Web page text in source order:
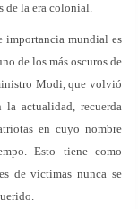
de la era colonial.
importancia mundial es
de los más oscuros de
Modi, que volvió
actualidad, recuerda
en cuyo nombre
Esto tiene como
de víctimas nunca se